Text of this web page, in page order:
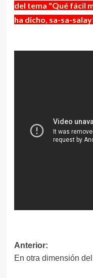
del tema "Qué fácil
ha dicho, sa-sa-
Navegación
de
Anterior:
En otra dimensión